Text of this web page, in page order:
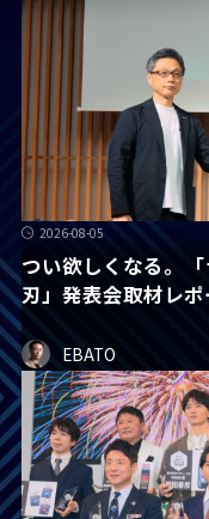
2026-08-05
つい欲しくなる。
刃」発表会取材レポ
EBATO